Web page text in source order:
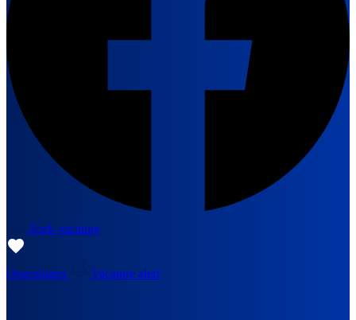
Zoek vacature
Opgeslagen Vacature alert